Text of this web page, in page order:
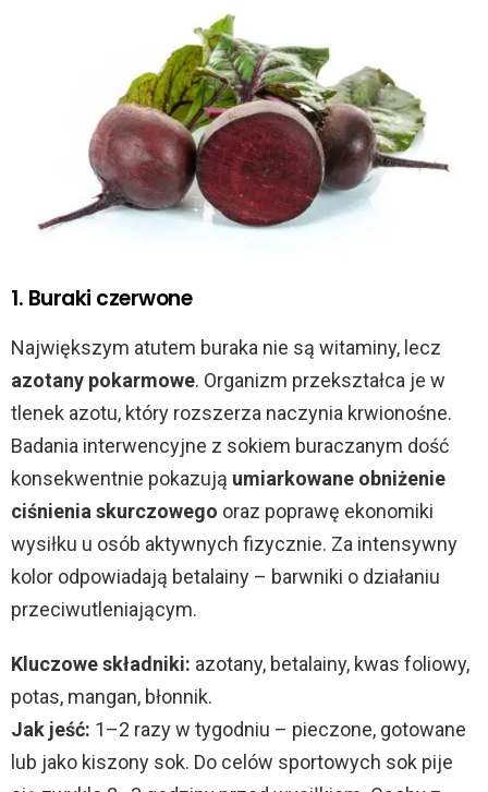
1. Buraki czerwone
Największym atutem buraka nie są witaminy, lecz
azotany pokarmowe. Organizm przekształca je w
tlenek azotu, który rozszerza naczynia krwionośne.
Badania interwencyjne z sokiem buraczanym dość
konsekwentnie pokazują umiarkowane obniżenie
ciśnienia skurczowego oraz poprawę ekonomiki
wysiłku u osób aktywnych fizycznie. Za intensywny
kolor odpowiadają betalainy – barwniki o działaniu
przeciwutleniającym.
Kluczowe składniki: azotany, betalainy, kwas foliowy,
potas, mangan, błonnik.
Jak jeść: 1–2 razy w tygodniu – pieczone, gotowane
lub jako kiszony sok. Do celów sportowych sok pije